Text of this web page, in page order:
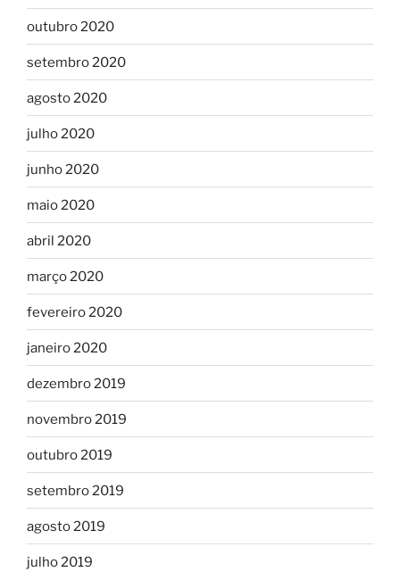
outubro 2020
setembro 2020
agosto 2020
julho 2020
junho 2020
maio 2020
abril 2020
março 2020
fevereiro 2020
janeiro 2020
dezembro 2019
novembro 2019
outubro 2019
setembro 2019
agosto 2019
julho 2019